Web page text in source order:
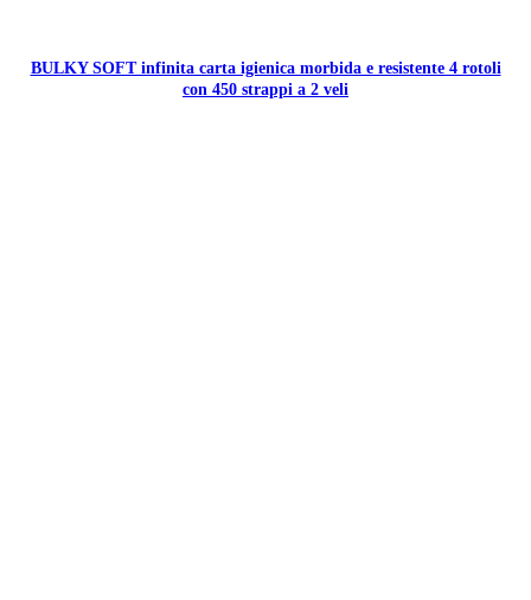
BULKY SOFT infinita carta igienica morbida e resistente 4 rotoli
con 450 strappi a 2 veli